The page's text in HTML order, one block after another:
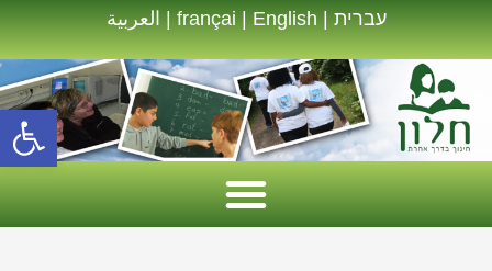
פתח סרגל נגישות
עברית|
françai|English
|العربية